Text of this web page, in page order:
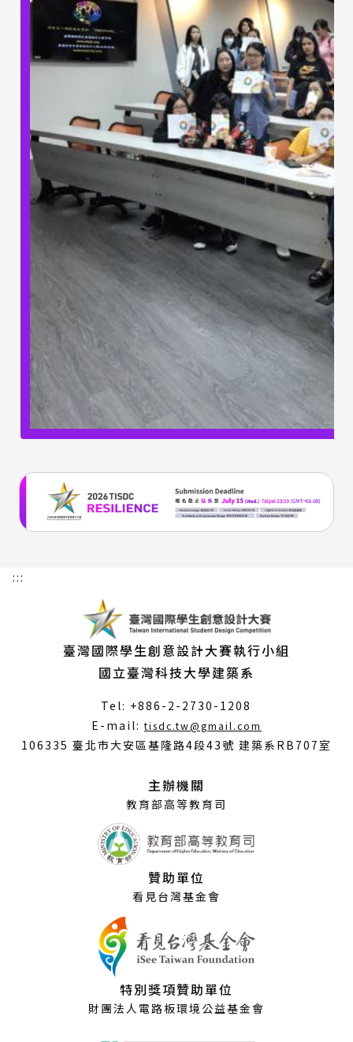
:::
臺灣國際學生創意設計大賽執行小組
國立臺灣科技大學建築系
Tel: +886-2-2730-1208
E-mail:tisdc.tw@gmail.com
開
106335 臺北市大安區基隆路4段43號 建築系RB707室
主辦機關
教育部高等教育司
贊助單位
看見台灣基金會
特別獎項贊助單位
財團法人電路板環境公益基金會